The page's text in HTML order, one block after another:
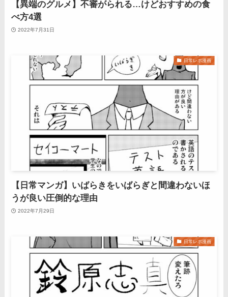
【異端のグルメ】不審がられる…けどおすすめの食
べ方4選
2022年7月31日
日常レポ漫画
【日常マンガ】いばらきをいばらぎと間違わないほ
うが良い圧倒的な理由
2022年7月29日
日常レポ漫画